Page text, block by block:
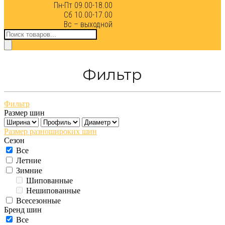
Пн-Пт 09.00-18.00
Сб 10.00-17.00
Вс – выходной
Поиск
товаров
Фильтр
Фильтр
Размер шин
Размер разношироких шин
Сезон
Все
Летние
Зимние
Шипованные
Нешипованные
Всесезонные
Бренд шин
Все